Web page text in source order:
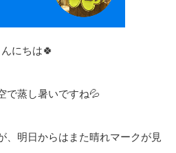
んにちは🍀
で蒸し暑いですね💦
、明日からはまた晴れマークが見